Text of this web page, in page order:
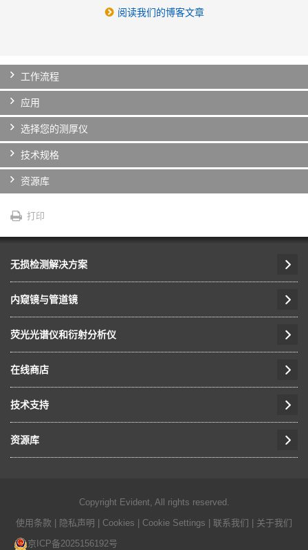
阅读我们的博客文章
工作流程
应用
选择您的测厚仪
技术规格
资源库
打印
无损检测解决方案
内窥镜与管道镜
荧光光谱仪和衍射分析仪
在线商店
技术支持
资源库
Copyright Evident, All rights reserved.
使用条款
隐私声明 Cookies Cookie Settings 联系我们
关于我们
京ICP备2025156192号